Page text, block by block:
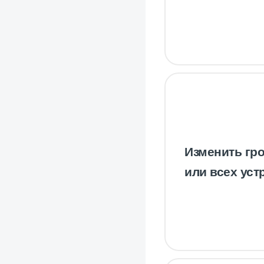
Изменить
или всех